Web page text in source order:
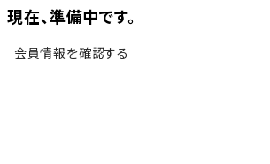
現在、準備中です。
会員情報を確認する